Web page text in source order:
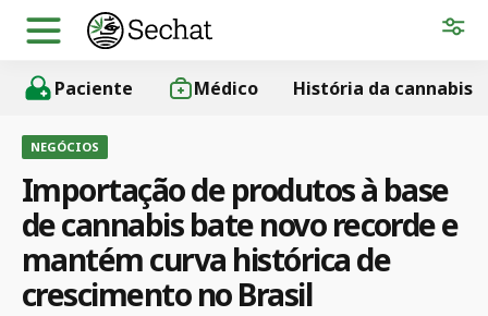
Paciente Médico História da cannabis
NEGÓCIOS
Importação de produtos à base
de cannabis bate novo recorde e
mantém curva histórica de
crescimento no Brasil